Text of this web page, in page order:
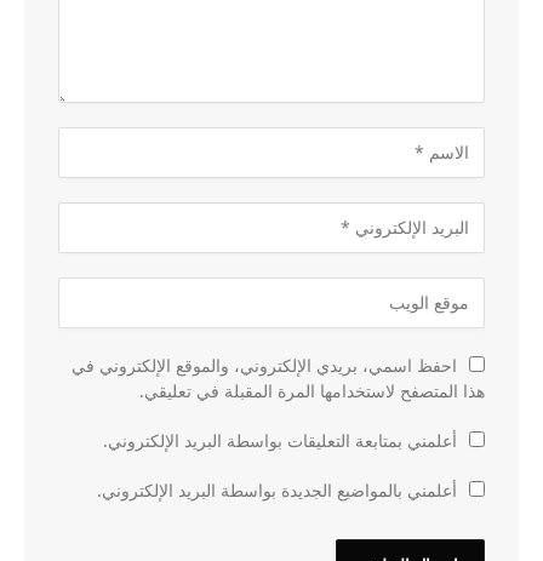
احفظ اسمي، بريدي الإلكتروني، والموقع الإلكتروني في
هذا المتصفح لاستخدامها المرة المقبلة في تعليقي.
أعلمني بمتابعة التعليقات بواسطة البريد الإلكتروني.
أعلمني بالمواضيع الجديدة بواسطة البريد الإلكتروني.